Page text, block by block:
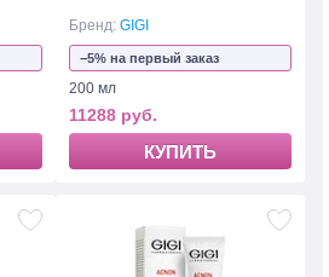
Бренд: GIGI
−5% на первый заказ
200 мл
11288 руб.
КУПИТЬ